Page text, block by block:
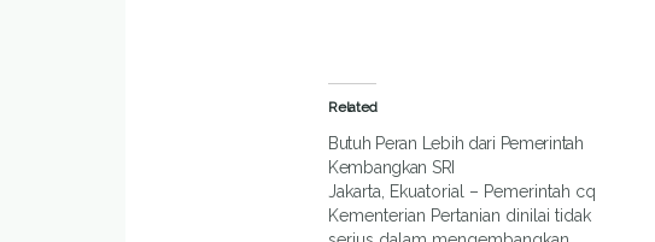
Related
Butuh Peran Lebih dari Pemerintah
Kembangkan SRI
Jakarta, Ekuatorial – Pemerintah cq
Kementerian Pertanian dinilai tidak